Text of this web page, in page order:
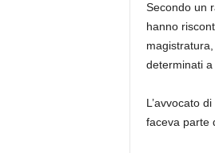
Secondo un
hanno
determinati a
L’avvocato
faceva parte